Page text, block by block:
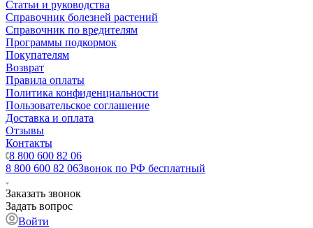
Статьи и руководства
Справочник болезней растений
Справочник по вредителям
Программы подкормок
Покупателям
Возврат
Правила оплаты
Политика конфиденциальности
Пользовательское соглашение
Доставка и оплата
Отзывы
Контакты
8 800 600 82 06
8 800 600 82 06Звонок по РФ бесплатный
Заказать звонок
Задать вопрос
Войти